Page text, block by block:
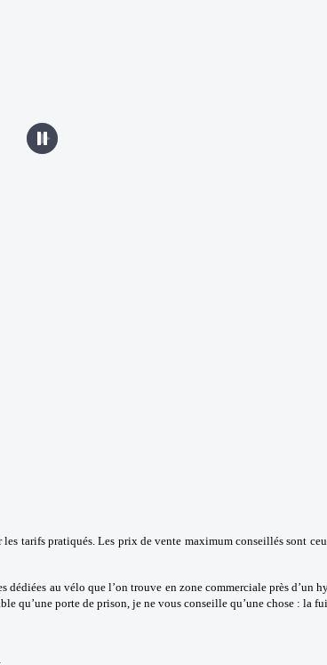
tarifs pratiqués. Les prix de vente maximum conseillés sont
au vélo que l’on trouve en zone commerciale près
qu’une porte de prison, je ne vous conseille qu’une chose : la